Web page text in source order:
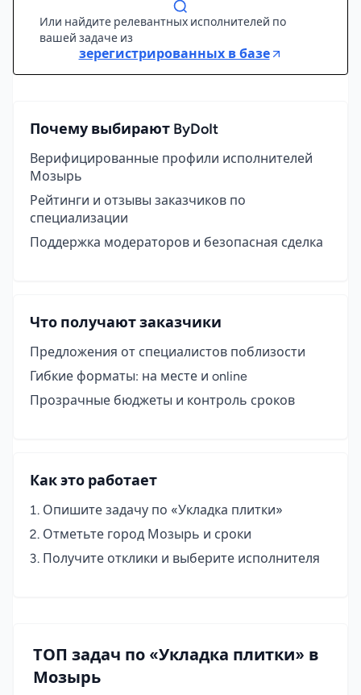
Или найдите релевантных исполнителей по
вашей задаче из
зерегистрированных в базе
Почему выбирают ByDoIt
Верифицированные профили исполнителей
Мозырь
Рейтинги и отзывы заказчиков по
специализации
Поддержка модераторов и безопасная сделка
Что получают заказчики
Предложения от специалистов поблизости
Гибкие форматы: на месте и online
Прозрачные бюджеты и контроль сроков
Как это работает
Опишите задачу по «Укладка плитки»
Отметьте город Мозырь и сроки
Получите отклики и выберите исполнителя
ТОП задач по «Укладка плитки» в
Мозырь